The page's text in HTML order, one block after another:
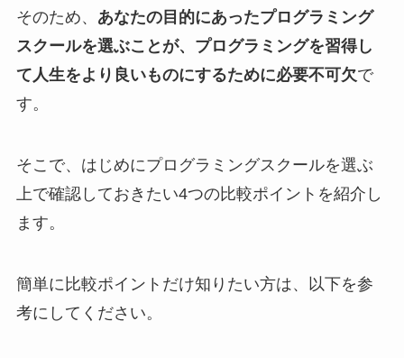
そのため、 あなたの目的にあったプログラミング
スクールを選ぶことが、プログラミングを習得し
て人生をより良いものにするために必要不可欠で
す。
そこで、はじめにプログラミングスクールを選ぶ
上で確認しておきたい4つの比較ポイントを紹介し
ます。
簡単に比較ポイントだけ知りたい方は、以下を参
考にしてください。